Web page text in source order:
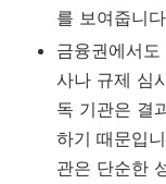
를 보여줍니
금융권에서
사나 규제 심
독 기관은 결
하기 때문입
관은 단순한